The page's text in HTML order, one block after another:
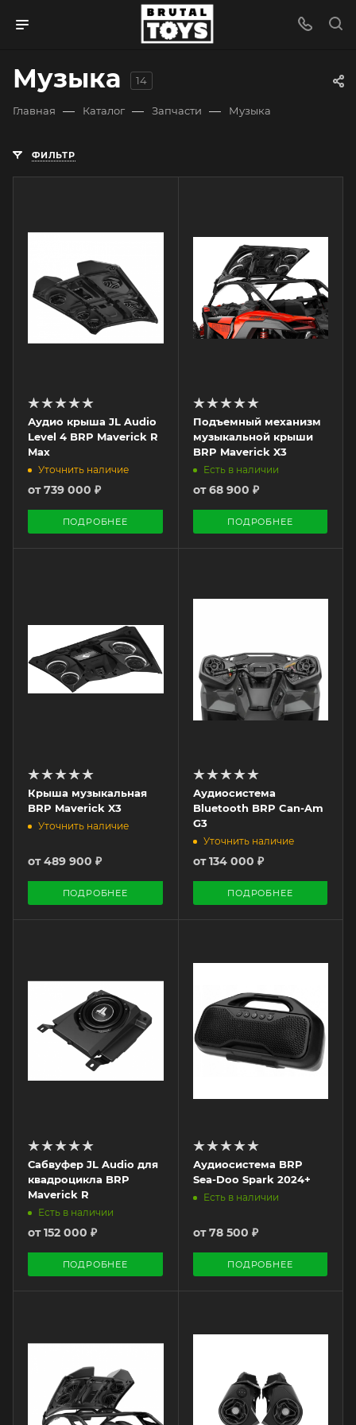
Музыка 14
Главная — Каталог — Запчасти — Музыка
ФИЛЬТР
Аудио крыша JL Audio
Level 4 BRP Maverick R
Max
Уточнить наличие
от739 000 ₽
ПОДРОБНЕЕ
Подъемный механизм
музыкальной крыши
BRP Maverick X3
Есть в наличии
от68 900 ₽
ПОДРОБНЕЕ
Крыша музыкальная
BRP Maverick X3
Уточнить наличие
от489 900 ₽
ПОДРОБНЕЕ
Аудиосистема
Bluetooth BRP Can-Am
G3
Уточнить наличие
от134 000 ₽
ПОДРОБНЕЕ
Сабвуфер JL Audio для
квадроцикла BRP
Maverick R
Есть в наличии
от152 000 ₽
ПОДРОБНЕЕ
Аудиосистема BRP
Sea-Doo Spark 2024+
Есть в наличии
от78 500 ₽
ПОДРОБНЕЕ